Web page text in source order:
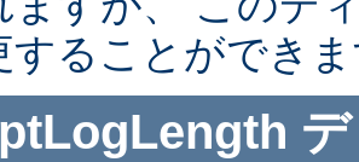
することができ